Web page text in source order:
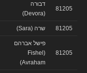
81205
דבורה
(Devora)
81205 שרה (Sara)
81205
פישל אברהם
(Fishel
Avraham)